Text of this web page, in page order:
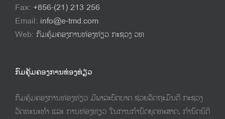
Fax: +856-(21) 213 256
Email: info@e-tmd.com
Web: ກົມຄຸ້ມຄອງການທ່ອງທ່ຽວ ກະຊວງ ວທ
ກົມຄຸ້ມຄອງການທ່ອງທ່ຽວ
ກົມຄຸ້ມຄອງການທ່ອງທ່ຽວ ມີພາລະບົດບາດ ຊ່ວຍລັດຖະມົນຕີ ກະຊວງ
ວັດທະນະທຳ ແລະ ການທ່ອງທ່ຽວ ໃນການກຳນົດຍຸດທະສາດ, ກຳນົດນິຕິ